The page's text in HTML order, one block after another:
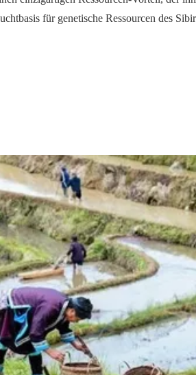
für genetische Ressourcen des